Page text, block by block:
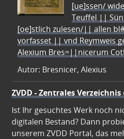
[ue]ssen/
Teuffel ||
[oe]stlich zulesen/|| allen
vorfasset || vnd Reymweis
Alexium Bres=||nicerum
Autor: Bresnicer, Alexius
ZVDD - Zentrales
Ist Ihr gesuchtes Werk noch
digitalen Bestand? Dann
unserem ZVDD Portal, das